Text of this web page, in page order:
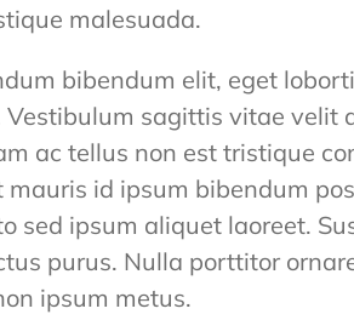
malesuada.
bibendum elit, eget
Vestibulum sagittis vitae velit
ac tellus non est tristique
mauris id ipsum bibendum
sed ipsum aliquet laoreet.
purus. Nulla porttitor
ipsum metus.